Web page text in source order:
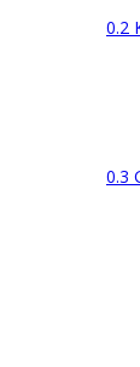
0.2
0.3